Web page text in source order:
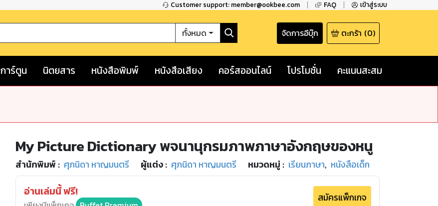
Customer support: member@ookbee.com FAQ เข้าสู่ระบบ
ทั้งหมด จัดการอีบุ๊ก ตะกร้า (0)
การ์ตูน นิตยสาร หนังสือพิมพ์ หนังสือเสียง คอร์สออนไลน์ โปรโมชั่น คะแนนสะสม
My Picture Dictionary พจนานุกรมภาพภาษาอังกฤษของหนู
สำนักพิมพ์ : ศุภนิดา หาญมนตรี ผู้แต่ง : ศุภนิดา หาญมนตรี หมวดหมู่ : เรียนภาษา, หนังสือเด็ก
อ่านเล่มนี้ ฟรี! สมัครแพ็กเกจ